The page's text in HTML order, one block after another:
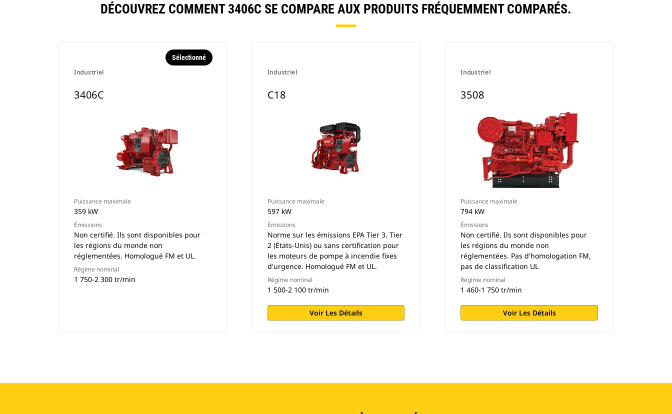
DÉCOUVREZ COMMENT 3406C SE COMPARE AUX PRODUITS FRÉQUEMMENT COMPARÉS.
Industriel
Sélectionné
3406C
Puissance maximale
359 kW
Émissions
Non certifié. Ils sont disponibles pour
les régions du monde non
réglementées. Homologué FM et UL.
Régime nominal
1 750-2 300 tr/min
Industriel
C18
Puissance maximale
597 kW
Émissions
Norme sur les émissions EPA Tier 3, Tier
2 (États-Unis) ou sans certification pour
les moteurs de pompe à incendie fixes
d'urgence. Homologué FM et UL.
Régime nominal
1 500-2 100 tr/min
Voir Les Détails
Industriel
3508
Puissance maximale
794 kW
Émissions
Non certifié. Ils sont disponibles pour
les régions du monde non
réglementées. Pas d'homologation FM,
pas de classification UL
Régime nominal
1 460-1 750 tr/min
Voir Les Détails